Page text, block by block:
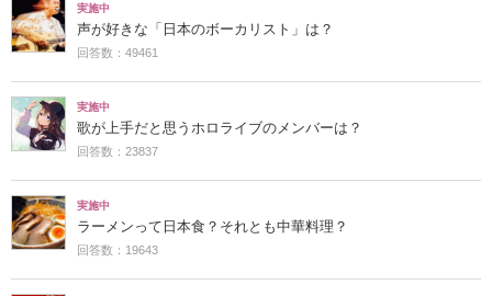
実施中
声が好きな「日本のボーカリスト」は？
回答数：49461
実施中
歌が上手だと思うホロライブのメンバーは？
回答数：23837
実施中
ラーメンって日本食？それとも中華料理？
回答数：19643